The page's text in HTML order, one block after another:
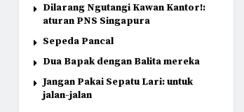
Dilarang Ngutangi Kawan Kantor!:
aturan PNS Singapura
Sepeda Pancal
Dua Bapak dengan Balita mereka
Jangan Pakai Sepatu Lari: untuk
jalan-jalan